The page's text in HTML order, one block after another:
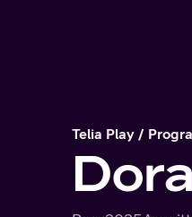
Telia Play
Dora